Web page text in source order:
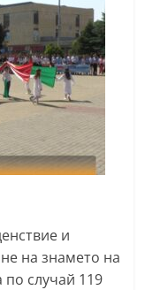
и
на знамето на
по случай 119